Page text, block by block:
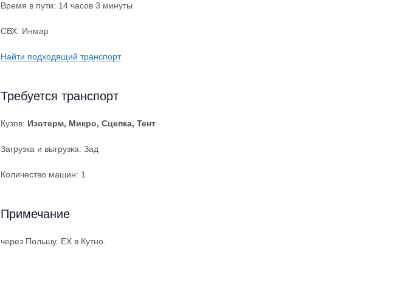
Время в пути: 14 часов 3 минуты
СВХ: Инмар
Найти подходящий транспорт
Требуется транспорт
Кузов: Изотерм, Микро, Сцепка, Тент
Загрузка и выгрузка: Зад
Количество машин: 1
Примечание
через Польшу. ЕХ в Кутно.